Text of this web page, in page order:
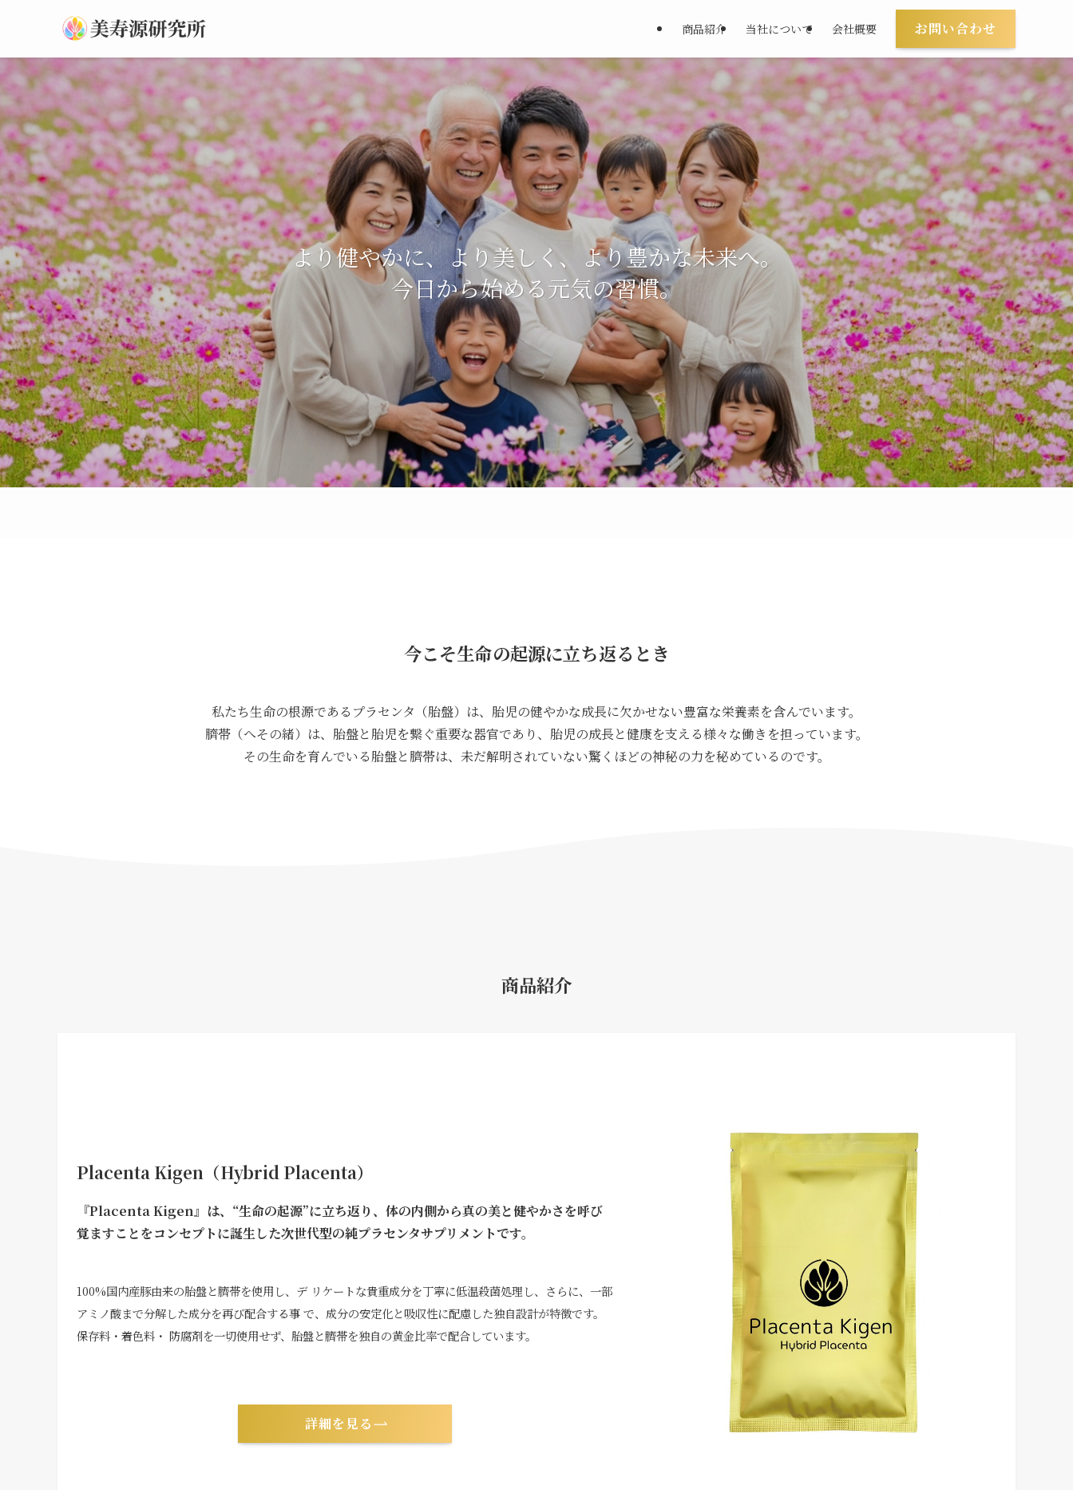
商品紹介 当社について 会社概要 お問い合わせ
より健やかに、より美しく、より豊かな未来へ。
今日から始める元気の習慣。
より健やかに、より美しく、より豊かな未来へ。
今日から始める元気の習慣。
より健やかに、より美しく、より豊かな未来へ。
今日から始める元気の習慣。
今こそ生命の起源に立ち返るとき
私たち生命の根源であるプラセンタ（胎盤）は、胎児の健やかな成長に欠かせない豊富な栄養素を含んでいます。
臍帯（へその緒）は、胎盤と胎児を繋ぐ重要な器官であり、胎児の成長と健康を支える様々な働きを担っています。
その生命を育んでいる胎盤と臍帯は、未だ解明されていない驚くほどの神秘の力を秘めているのです。
商品紹介
Placenta Kigen（Hybrid Placenta）
『Placenta Kigen』は、“生命の起源”に立ち返り、体の内側から真の美と健やかさを呼び
覚ますことをコンセプトに誕生した次世代型の純プラセンタサプリメントです。
100%国内産豚由来の胎盤と臍帯を使用し、デ リケートな貴重成分を丁寧に低温殺菌処理し、さらに、一部
アミノ酸まで分解した成分を再び配合する事 で、成分の安定化と吸収性に配慮した独自設計が特徴です。
保存料・着色料・ 防腐剤を一切使用せず、胎盤と臍帯を独自の黄金比率で配合しています。
詳細を見る